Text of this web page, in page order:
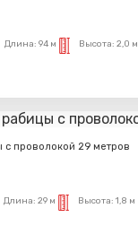
Длина: 94 м Высота: 2,0 м
с проволокой 29 метров
Длина: 29 м Высота: 1,8 м